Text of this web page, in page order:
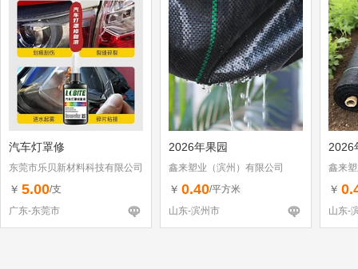
汽车灯罩修
东莞市乐贝新材料科技有限公司
￥ 5.00/支
广东-东莞市
2026年果园
鑫来塑业（滨州）有限公司
￥ 0.40/平方米
山东-滨州市
2026
鑫来
￥
山东-